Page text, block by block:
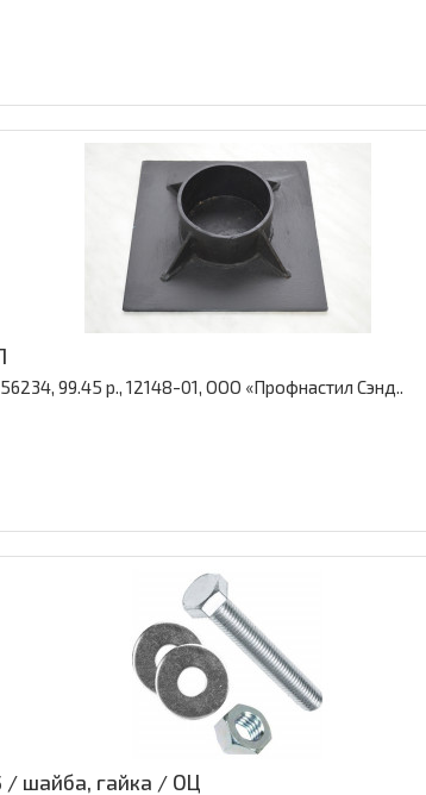
99.45 р., 12148-01, ООО «Профнастил Сэнд..
/ шайба, гайка / ОЦ